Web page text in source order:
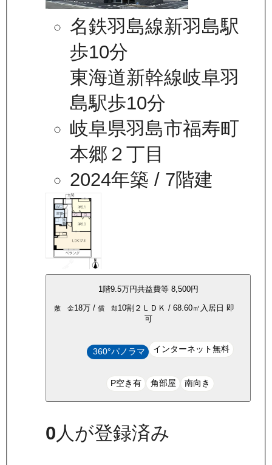
名鉄羽島線新羽島駅
歩10分
東海道新幹線岐阜羽
島駅歩10分
岐阜県羽島市福寿町
本郷２丁目
2024年築 / 7階建
1階9.5万円共益費等 8,500円
敷 金18万 /償 却10割 ２ＬＤＫ /68.60㎡ 入居日 即
可
360°パノラマ インターネット無料
P空き有 角部屋 南向き
0 人が登録済み